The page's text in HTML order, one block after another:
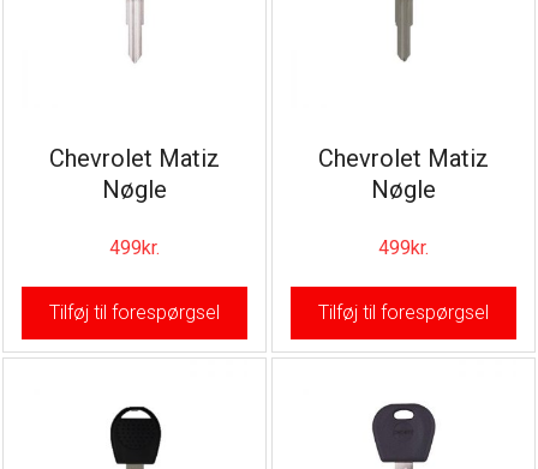
Chevrolet Matiz
Nøgle
499kr.
Tilføj til forespørgsel
Chevrolet Matiz
Nøgle
499kr.
Tilføj til forespørgsel